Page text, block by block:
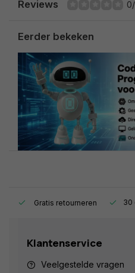
Reviews
Eerder bekeken
Gratis retourneren 30
Klantenservice
Veelgestelde vragen